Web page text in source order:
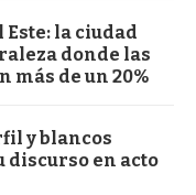
la ciudad
donde las
más de un 20%
y blancos
discurso en acto